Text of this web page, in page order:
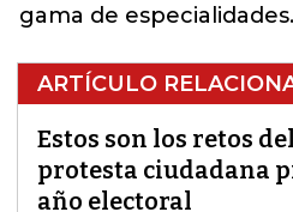
gama de especialidades.
ARTÍCULO
Estos son los retos
protesta ciudadana
año electoral